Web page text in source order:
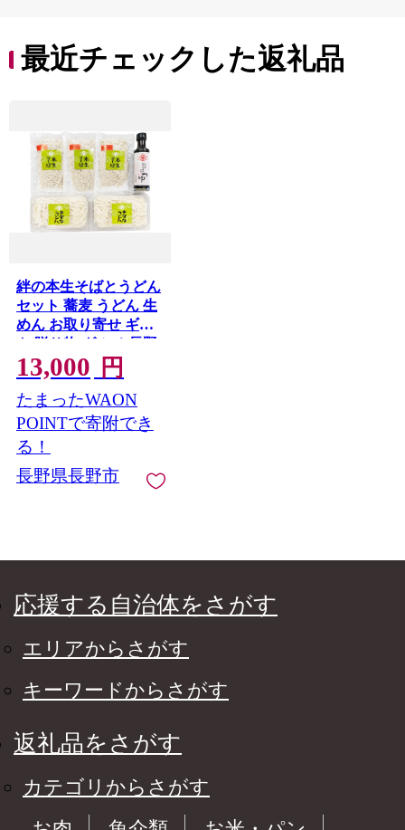
最近チェックした返礼品
絆の本生そばとうどん
セット 蕎麦 うどん 生
めん お取り寄せ ギフ
ト 贈り物 グルメ 長野
市 | 麺 コシ 生めん う
どん そば グルメ 食感
贈答 ギフト 送料無料
長野県 長野市 信州 信
濃 ふるさと納税
13,000 円
たまったWAON
POINTで寄附でき
る！
長野県長野市
応援する自治体をさがす
エリアからさがす
キーワードからさがす
返礼品をさがす
カテゴリからさがす